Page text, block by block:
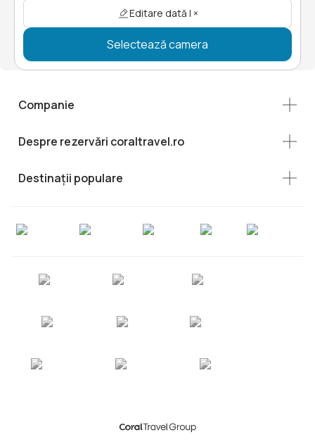
Editare dată | ×
Selectează camera
Companie
Despre rezervări coraltravel.ro
Destinații populare